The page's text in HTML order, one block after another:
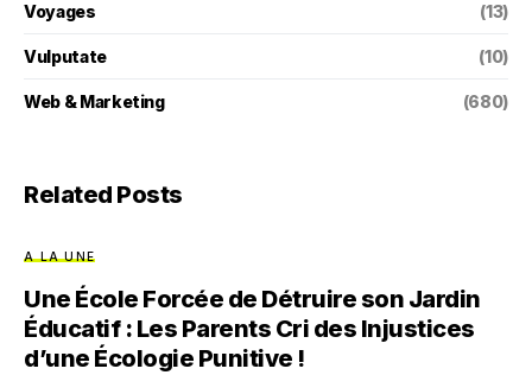
Voyages (13)
Vulputate (10)
Web & Marketing (680)
Related Posts
A LA UNE
Une École Forcée de Détruire son Jardin
Éducatif : Les Parents Cri des Injustices
d’une Écologie Punitive !